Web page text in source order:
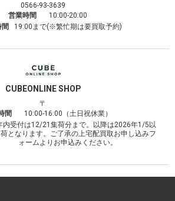
0566-93-3639
営業時間
10:00-20:00
間
19:00まで(※繁忙期は要買取予約)
CUBEONLINE SHOP
〒
間
10:00-16:00（土日祝休業）
内受付は12/21集荷分まで。以降は2026年1/5以
となります。ご了承の上宅配買取お申し込みフ
ォームよりお申込みください。